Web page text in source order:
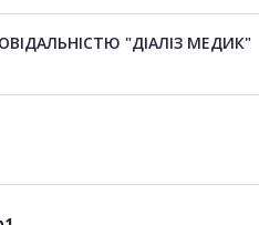
"ДІАЛІЗ МЕДИК"